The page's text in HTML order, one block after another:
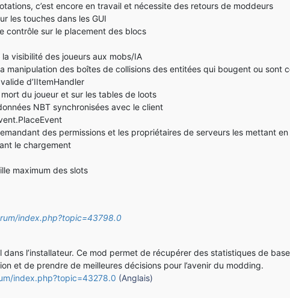
c’est encore en travail et nécessite des retours de moddeurs
les touches dans les GUI
contrôle sur le placement des blocs
visibilité des joueurs aux mobs/IA
manipulation des boîtes de collisions des entitées qui bougent ou sont
d’IItemHandler
du joueur et sur les tables de loots
NBT synchronisées avec le client
des permissions et les propriétaires de serveurs les mettant
le chargement
maximum des slots
index.php?topic=43798.0
l’installateur. Ce mod permet de récupérer des statistiques de
et de prendre de meilleures décisions pour l’avenir du modding.
index.php?topic=43278.0 (Anglais)